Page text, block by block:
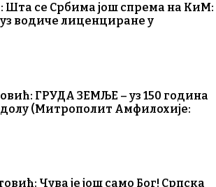
се Србима још спрема на КиМ:
водиче лиценциране у
ГРУДА ЗЕМЉЕ – уз 150 година
долу (Митрополит Амфилохије:
Чува је још само Бог! Српска